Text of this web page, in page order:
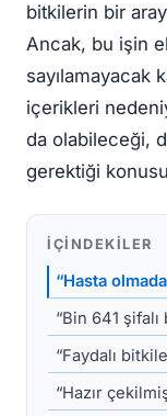
bitkilerin bir
Ancak, bu işin
sayılamayacak
içerikleri
da olabileceği,
gerektiği
İÇINDEKILER
“Hasta
“Bin 641
“Faydalı
“Hazır